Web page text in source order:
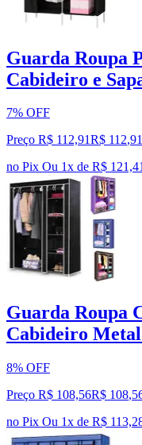
Guarda Roupa
Cabideiro e
7% OFF
Preço R$ 112,91R$ 112,91
no Pix Ou 1x de R$
Guarda Roupa
Cabideiro
8% OFF
Preço R$ 108,56R$ 108,
no Pix Ou 1x de R$